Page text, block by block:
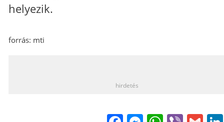
helyezik.
forrás: mti
hirdetés